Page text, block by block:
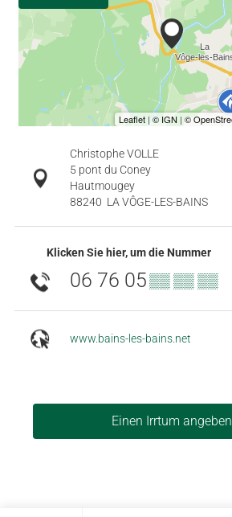
Christophe VOLLE
5 pont du Coney
Hautmougey
88240 LA VÔGE-LES-BAINS
Klicken Sie hier, um die Nummer
06 76 05▒▒ ▒▒ ▒▒
www.bains-les-bains.net
Einen Irrtum angeben